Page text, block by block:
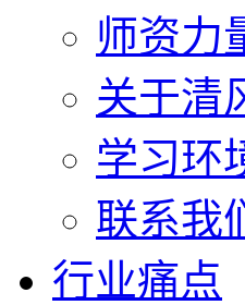
师资力
关于清
学习环
联系我
行业痛点